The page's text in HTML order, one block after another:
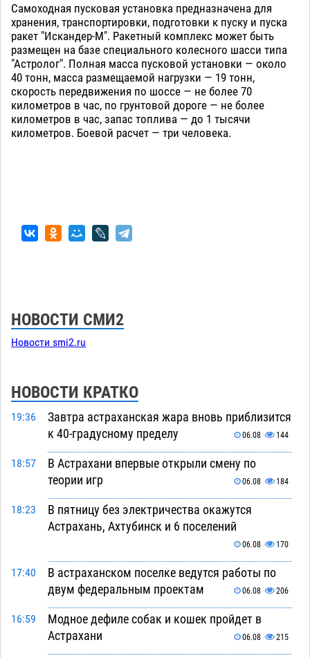
Самоходная пусковая установка предназначена для
хранения, транспортировки, подготовки к пуску и пуска
ракет "Искандер-М". Ракетный комплекс может быть
размещен на базе специального колесного шасси типа
"Астролог". Полная масса пусковой установки — около
40 тонн, масса размещаемой нагрузки — 19 тонн,
скорость передвижения по шоссе — не более 70
километров в час, по грунтовой дороге — не более
километров в час, запас топлива — до 1 тысячи
километров. Боевой расчет — три человека.
НОВОСТИ СМИ2
Новости smi2.ru
НОВОСТИ КРАТКО
19:36
Завтра астраханская жара вновь приблизится
к 40-градусному пределу
06.08 144
18:57
В Астрахани впервые открыли смену по
теории игр
06.08 184
18:23
В пятницу без электричества окажутся
Астрахань, Ахтубинск и 6 поселений
06.08 170
17:40
В астраханском поселке ведутся работы по
двум федеральным проектам
06.08 206
16:59
Модное дефиле собак и кошек пройдет в
Астрахани
06.08 215